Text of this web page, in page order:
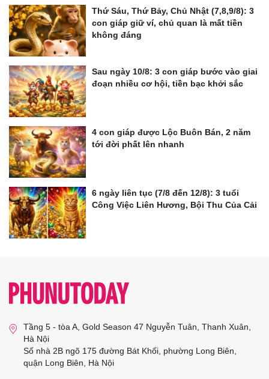
Thứ Sáu, Thứ Bảy, Chủ Nhật (7,8,9/8): 3
con giáp giữ ví, chủ quan là mất tiền
không đáng
Sau ngày 10/8: 3 con giáp bước vào giai
đoạn nhiều cơ hội, tiền bạc khởi sắc
4 con giáp được Lộc Buôn Bán, 2 năm
tới đời phất lên nhanh
6 ngày liên tục (7/8 đến 12/8): 3 tuổi
Công Việc Liên Hương, Bội Thu Của Cải
Tầng 5 - tòa A, Gold Season 47 Nguyễn Tuân, Thanh Xuân,
Hà Nội
Số nhà 2B ngõ 175 đường Bát Khối, phường Long Biên,
quận Long Biên, Hà Nội